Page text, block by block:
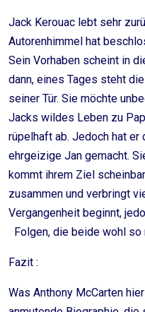
Jack Kerouac lebt sehr
Autorenhimmel hat
Sein Vorhaben scheint in
dann, eines Tages steht
seiner Tür. Sie möchte
Jacks wildes Leben zu
rüpelhaft ab. Jedoch hat er
ehrgeizige Jan gemacht.
kommt ihrem Ziel
zusammen und verbringt
Vergangenheit beginnt,
Folgen, die beide wohl so
Fazit :
Was Anthony McCarten